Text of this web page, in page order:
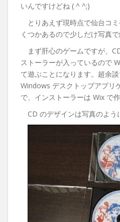
いんですけどね ( ^ ^;)
とりあえず現時点で仙台コ
くつかあるので少しだけ写真
まず肝心のゲームですが、
ストーラーが入っているので
て遊ぶことになります。超余
Windows デスクトップアプリ
で、インストーラーは Wix で作
CD のデザインは写真のよう